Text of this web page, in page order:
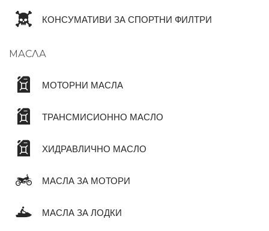
КОНСУМАТИВИ ЗА СПОРТНИ ФИЛТРИ
МАСЛА
МОТОРНИ МАСЛА
ТРАНСМИСИОННО МАСЛО
ХИДРАВЛИЧНО МАСЛО
МАСЛА ЗА МОТОРИ
МАСЛА ЗА ЛОДКИ